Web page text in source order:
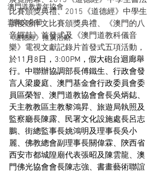
澳門道教青年協會
道教文化節
《道德經》推廣活動
比賽頒獎典禮、2015《道德經》中學生
讀後感作文比賽頒獎典禮、《澳門的八
音鑼鼓》首發式及《澳門道教科儀音
樂》電視文獻記錄片首發式五項活動，
於11 月 8 日， 3:00PM，假大砲台迴廊舉
行。中聯辦協調部長傅鐵生、行政會發
言人梁慶庭、澳門基金會行政委員會委
員區榮智、澳門道教協會會長吳炳鋕、
天主教教區主教黎鴻昇、旅遊局執照及
監察廳長陳露、民署文化設施處長呂志
鵬、街總監事長姚鴻明及理事長吳小
麗、佛教總會副理事長關偉霖、陝西省
西安市都城隍廟代表張昭及陳雲龍、澳
門佛光協會會長陳志強、書畫藝術聯誼